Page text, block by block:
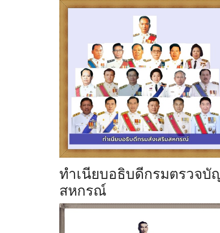
ทำเนียบอธิบดีกรมตรวจบั
สหกรณ์